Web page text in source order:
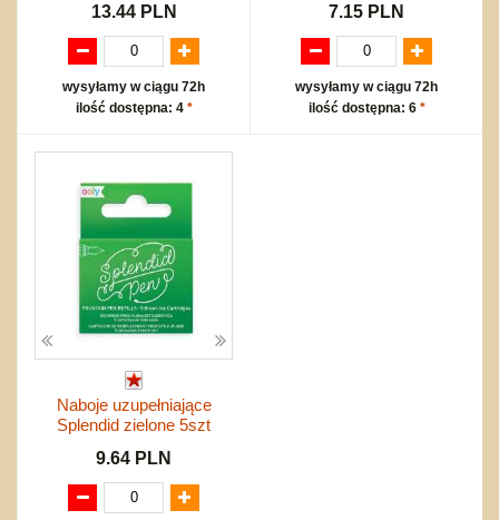
13.44 PLN
wysyłamy w ciągu 72h
ilość dostępna: 4 *
7.15 PLN
wysyłamy w ciągu 72h
ilość dostępna: 6 *
Naboje uzupełniające
Splendid zielone 5szt
9.64 PLN